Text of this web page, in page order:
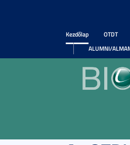
Kezdőlap OTDT
ALUMNI/